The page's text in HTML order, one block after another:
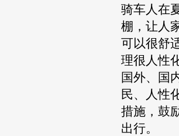
骑车人在
棚，让人
可以很舒
理很人性
国外、国
民、人性
措施，鼓
出行。